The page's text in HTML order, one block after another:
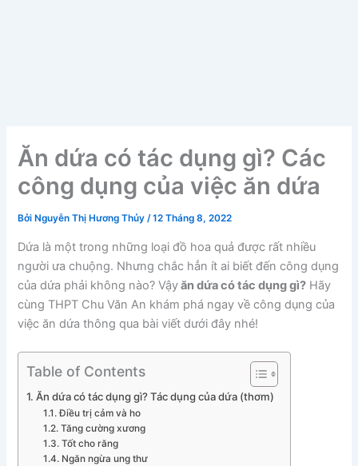
Ăn dứa có tác dụng gì? Các
công dụng của việc ăn dứa
Bởi Nguyễn Thị Hương Thủy/12 Tháng 8, 2022
Dứa là một trong những loại đồ hoa quả được rất nhiều
người ưa chuộng. Nhưng chắc hẳn ít ai biết đến công dụng
của dứa phải không nào? Vậyăn dứa có tác dụng gì? Hãy
cùng THPT Chu Văn An khám phá ngay về công dụng của
việc ăn dứa thông qua bài viết dưới đây nhé!
Table of Contents
Ăn dứa có tác dụng gì? Tác dụng của dứa (thơm)
Điều trị cảm và ho
Tăng cường xương
Tốt cho răng
Ngăn ngừa ung thư